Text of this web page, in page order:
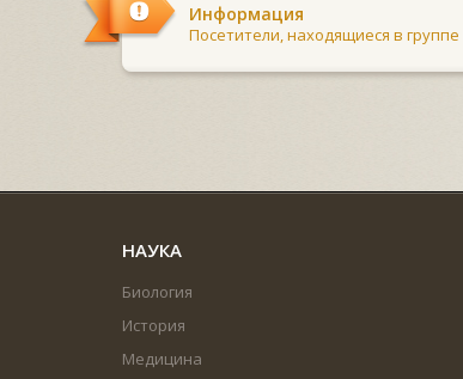
Информация
Посетители, находящиеся в группе
НАУКА
Биология
История
Медицина